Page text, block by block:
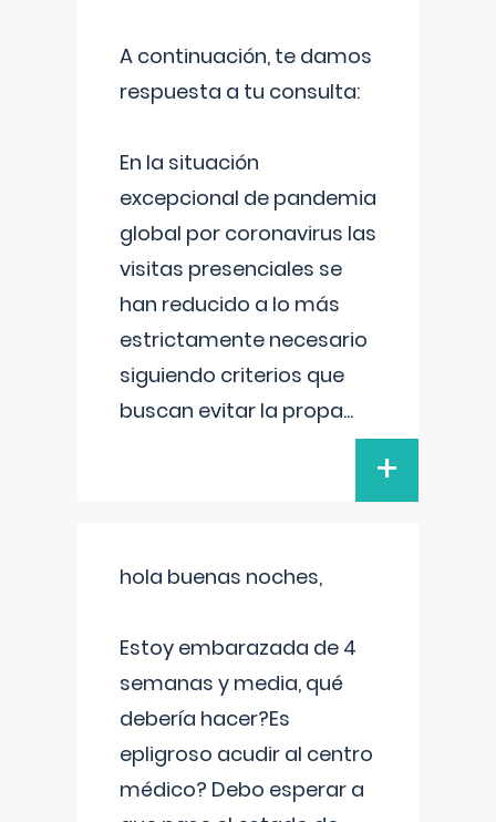
A continuación, te damos
respuesta a tu consulta:
En la situación
excepcional de pandemia
global por coronavirus las
visitas presenciales se
han reducido a lo más
estrictamente necesario
siguiendo criterios que
buscan evitar la propa...
+
hola buenas noches,
Estoy embarazada de 4
semanas y media, qué
debería hacer?Es
epligroso acudir al centro
médico? Debo esperar a